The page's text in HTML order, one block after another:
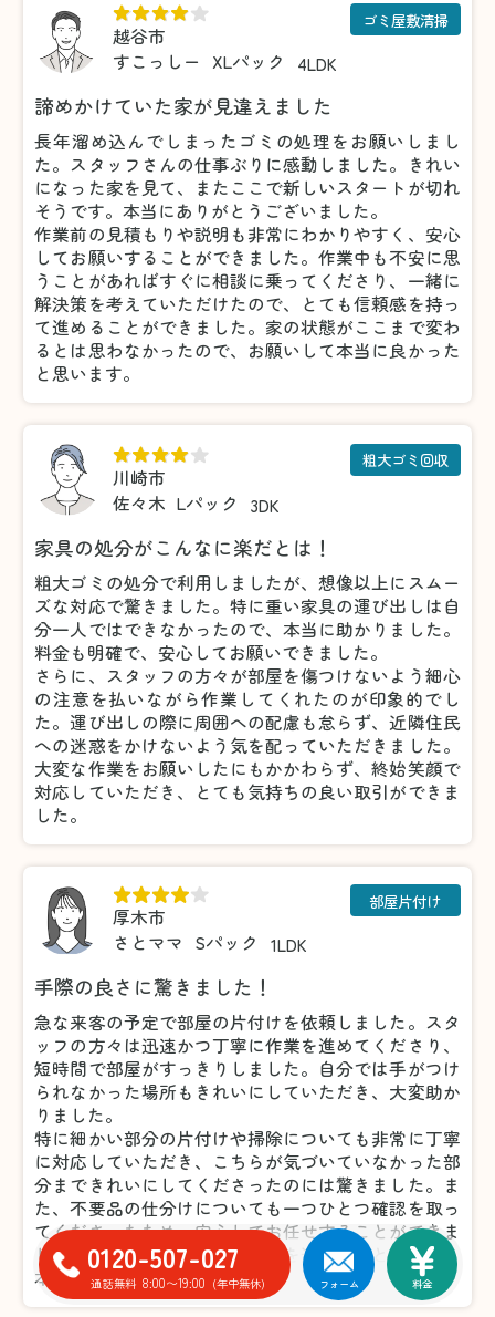
越谷市
すこっしー
XLパック 4LDK
ゴミ屋敷清掃
諦めかけていた家が見違えました
長年溜め込んでしまったゴミの処理をお願いしまし
た。スタッフさんの仕事ぶりに感動しました。きれい
になった家を見て、またここで新しいスタートが切れ
そうです。本当にありがとうございました。
作業前の見積もりや説明も非常にわかりやすく、安心
してお願いすることができました。作業中も不安に思
うことがあればすぐに相談に乗ってくださり、一緒に
解決策を考えていただけたので、とても信頼感を持っ
て進めることができました。家の状態がここまで変わ
るとは思わなかったので、お願いして本当に良かった
と思います。
川崎市
佐々木 Lパック 3DK
粗大ゴミ回収
家具の処分がこんなに楽だとは！
粗大ゴミの処分で利用しましたが、想像以上にスムー
ズな対応で驚きました。特に重い家具の運び出しは自
分一人ではできなかったので、本当に助かりました。
料金も明確で、安心してお願いできました。
さらに、スタッフの方々が部屋を傷つけないよう細心
の注意を払いながら作業してくれたのが印象的でし
た。運び出しの際に周囲への配慮も怠らず、近隣住民
への迷惑をかけないよう気を配っていただきました。
大変な作業をお願いしたにもかかわらず、終始笑顔で
対応していただき、とても気持ちの良い取引ができま
した。
厚木市
さとママ Sパック 1LDK
部屋片付け
手際の良さに驚きました！
急な来客の予定で部屋の片付けを依頼しました。スタ
ッフの方々は迅速かつ丁寧に作業を進めてくださり、
短時間で部屋がすっきりしました。自分では手がつけ
られなかった場所もきれいにしていただき、大変助か
りました。
特に細かい部分の片付けや掃除についても非常に丁寧
に対応していただき、こちらが気づいていなかった部
分まできれいにしてくださったのには驚きました。ま
た、不要品の仕分けについても一つひとつ確認を取っ
てくださったため、安心してお任せすることができま
した。おかげで気持ちよく来客を迎えることができ、
本当に感謝しています。
0120-507-027
通話無料 8:00〜19:00 (年中無休) フォーム 料金